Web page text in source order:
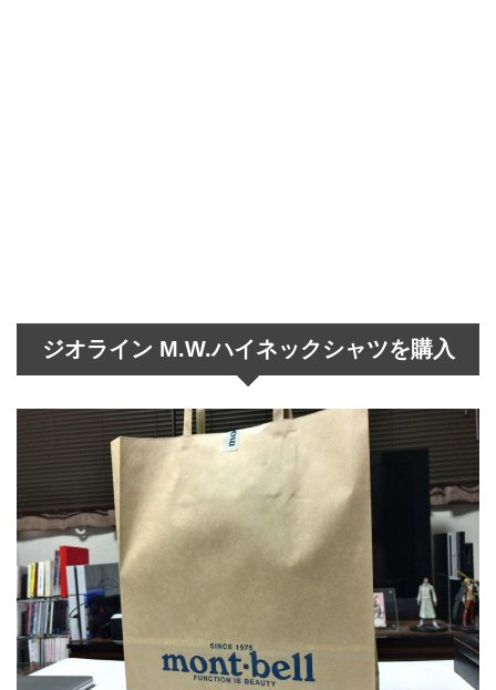
ジオライン M.W.ハイネックシャツを購入